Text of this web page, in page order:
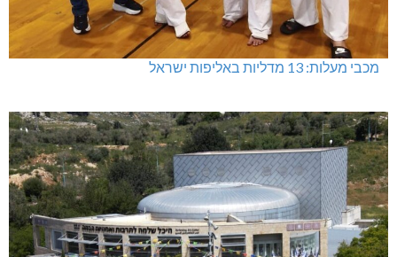
מכבי מעלות: 13 מדליות באליפות ישראל